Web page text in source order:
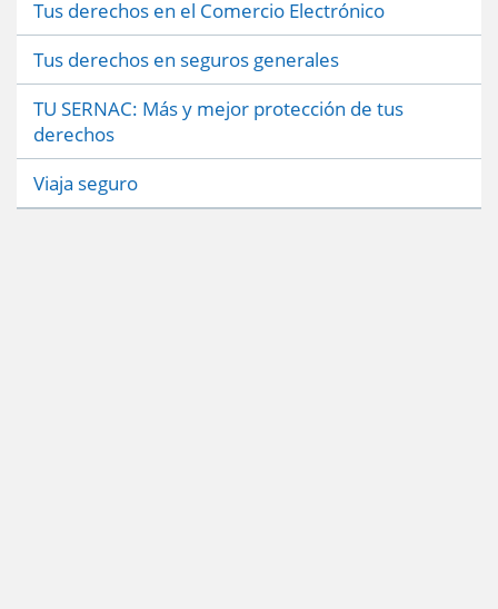
Tus derechos en el Comercio Electrónico
Tus derechos en seguros generales
TU SERNAC: Más y mejor protección de tus
derechos
Viaja seguro